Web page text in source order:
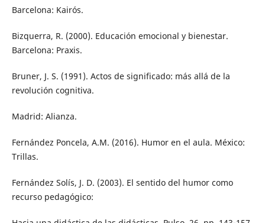
Barcelona: Kairós.
Bizquerra, R. (2000). Educación emocional y bienestar.
Barcelona: Praxis.
Bruner, J. S. (1991). Actos de significado: más allá de la
revolución cognitiva.
Madrid: Alianza.
Fernández Poncela, A.M. (2016). Humor en el aula. México:
Trillas.
Fernández Solís, J. D. (2003). El sentido del humor como
recurso pedagógico: